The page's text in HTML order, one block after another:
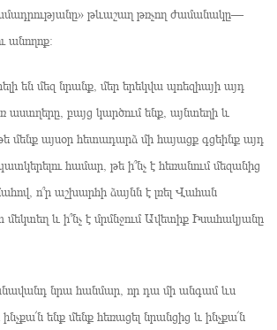
թևաշաղ թռչող ժամանակը—
անողոք։
են մեզ նրանք, մեր երեկվա պոեզիայի այդ
աստղերը, բայց կարծում ենք, այնտեղի և
մենք այսօր հետադարձ մի հայացք գցեինք այդ
համար, թե ի՞նչ է հեռանում մեզանից
ո՞ր աշխարհի ձայնն է լռել Վահան
մեկտեղ և ի՞նչ է մրմնջում Ավետիք Իսահակյանը
նրա հանմար, որ դա մի անգամ ևս
ենք մենք հեռացել նրանցից և ինչքա՜ն